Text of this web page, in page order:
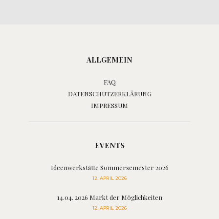
ALLGEMEIN
FAQ
DATENSCHUTZERKLÄRUNG
IMPRESSUM
EVENTS
Ideenwerkstätte Sommersemester 2026
12. APRIL 2026
14.04. 2026 Markt der Möglichkeiten
12. APRIL 2026